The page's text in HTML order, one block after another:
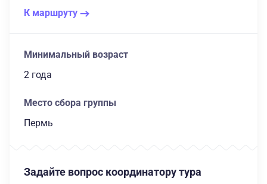
К маршруту
Минимальный возраст
2 года
Место сбора группы
Пермь
Задайте вопрос координатору тура